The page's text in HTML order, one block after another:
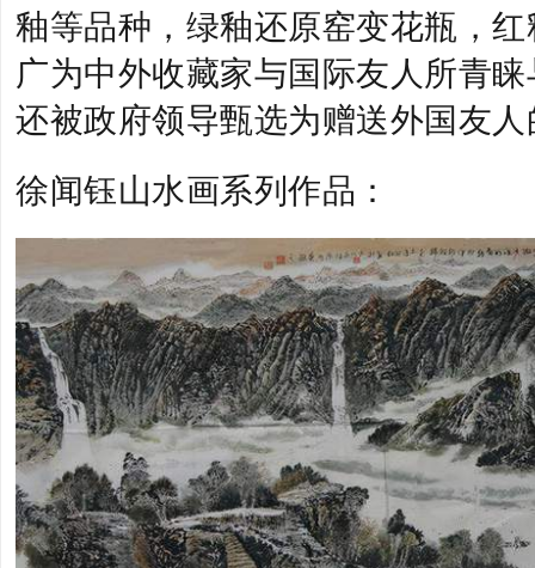
釉等品种，绿釉还原窑变花瓶，
广为中外收藏家与国际友人所青
还被政府领导甄选为赠送外国友
徐闻钰山水画系列作品：